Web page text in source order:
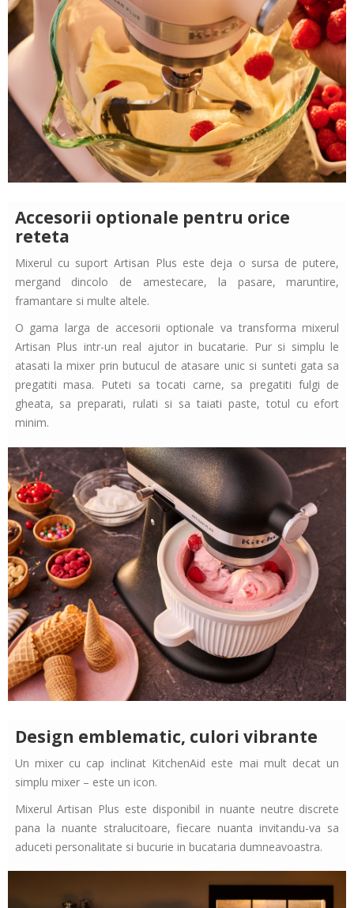
Accesorii optionale pentru orice
reteta
Mixerul cu suport Artisan Plus este deja o sursa de putere,
mergand dincolo de amestecare, la pasare, maruntire,
framantare si multe altele.
O gama larga de accesorii optionale va transforma mixerul
Artisan Plus intr-un real ajutor in bucatarie. Pur si simplu le
atasati la mixer prin butucul de atasare unic si sunteti gata sa
pregatiti masa. Puteti sa tocati carne, sa pregatiti fulgi de
gheata, sa preparati, rulati si sa taiati paste, totul cu efort
minim.
Design emblematic, culori vibrante
Un mixer cu cap inclinat KitchenAid este mai mult decat un
simplu mixer – este un icon.
Mixerul Artisan Plus este disponibil in nuante neutre discrete
pana la nuante stralucitoare, fiecare nuanta invitandu-va sa
aduceti personalitate si bucurie in bucataria dumneavoastra.